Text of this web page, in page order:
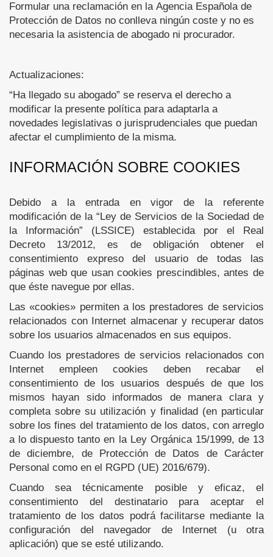
Formular una reclamación en la Agencia Española de
Protección de Datos no conlleva ningún coste y no es
necesaria la asistencia de abogado ni procurador.
Actualizaciones:
“Ha llegado su abogado” se reserva el derecho a
modificar la presente política para adaptarla a
novedades legislativas o jurisprudenciales que puedan
afectar el cumplimiento de la misma.
INFORMACIÓN SOBRE COOKIES
Debido a la entrada en vigor de la referente
modificación de la “Ley de Servicios de la Sociedad de
la Información” (LSSICE) establecida por el Real
Decreto 13/2012, es de obligación obtener el
consentimiento expreso del usuario de todas las
páginas web que usan cookies prescindibles, antes de
que éste navegue por ellas.
Las «cookies» permiten a los prestadores de servicios
relacionados con Internet almacenar y recuperar datos
sobre los usuarios almacenados en sus equipos.
Cuando los prestadores de servicios relacionados con
Internet empleen cookies deben recabar el
consentimiento de los usuarios después de que los
mismos hayan sido informados de manera clara y
completa sobre su utilización y finalidad (en particular
sobre los fines del tratamiento de los datos, con arreglo
a lo dispuesto tanto en la Ley Orgánica 15/1999, de 13
de diciembre, de Protección de Datos de Carácter
Personal como en el RGPD (UE) 2016/679).
Cuando sea técnicamente posible y eficaz, el
consentimiento del destinatario para aceptar el
tratamiento de los datos podrá facilitarse mediante la
configuración del navegador de Internet (u otra
aplicación) que se esté utilizando.